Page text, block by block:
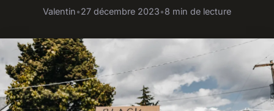
Valentin•27 décembre 2023•8 min de lecture